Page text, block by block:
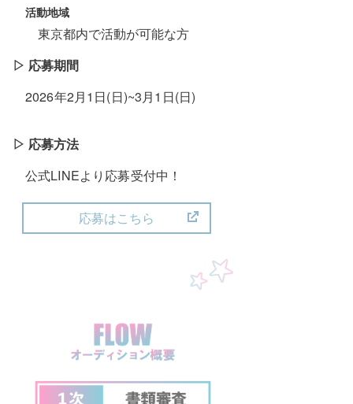
活動地域
東京都内で活動が可能な方
▷ 応募期間
2026年2月1日(日)~3月1日(日)
▷ 応募方法
公式LINEより応募受付中！
応募はこちら